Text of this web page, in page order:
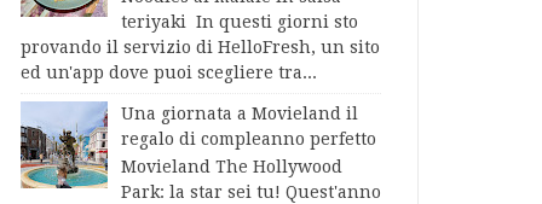
teriyaki In questi giorni sto
provando il servizio di HelloFresh, un sito
ed un'app dove puoi scegliere tra...
Una giornata a Movieland il
regalo di compleanno perfetto
Movieland The Hollywood
Park: la star sei tu! Quest'anno